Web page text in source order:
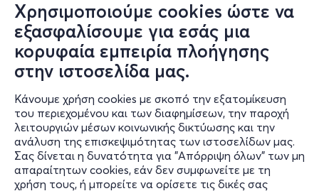
Χρησιμοποιούμε cookies ώστε να
εξασφαλίσουμε για εσάς μια
κορυφαία εμπειρία πλοήγησης
στην ιστοσελίδα μας.
Κάνουμε χρήση cookies με σκοπό την εξατομίκευση
του περιεχομένου και των διαφημίσεων, την παροχή
λειτουργιών μέσων κοινωνικής δικτύωσης και την
ανάλυση της επισκεψιμότητας των ιστοσελίδων μας.
Σας δίνεται η δυνατότητα για "Απόρριψη όλων" των μη
απαραίτητων cookies, εάν δεν συμφωνείτε με τη
χρήση τους, ή μπορείτε να ορίσετε τις δικές σας
Πληροφορίες